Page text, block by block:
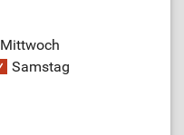
Mittwoch
Samstag